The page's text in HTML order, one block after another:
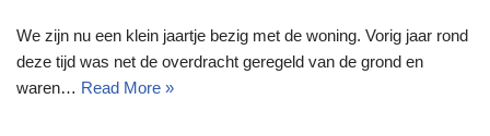
We zijn nu een klein jaartje bezig met de woning. Vorig jaar rond
deze tijd was net de overdracht geregeld van de grond en
waren… Read More »